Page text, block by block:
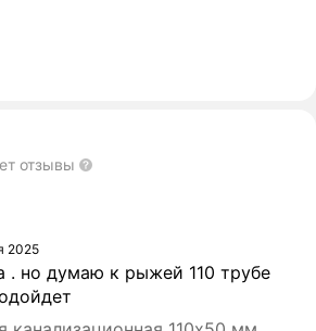
отзывы
2025
. но думаю к рыжей 110 трубе